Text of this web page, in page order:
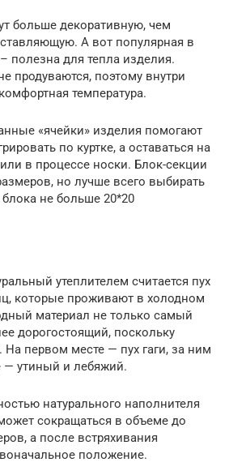
больше декоративную, чем
А вот популярная в
полезна для тепла изделия.
продуваются, поэтому внутри
температура.
«ячейки» изделия помогают
по куртке, а оставаться на
в процессе носки. Блок-секции
но лучше всего выбирать
не больше 20*20
утеплителем считается пух
которые проживают в холодном
материал не только самый
дорогостоящий, поскольку
На первом месте — пух гаги, за ним
— утиный и лебяжий.
натурального наполнителя
сокращаться в объеме до
а после встряхивания
положение.